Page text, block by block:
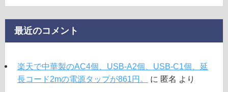
最近のコメント
楽天で中華製のAC4個、USB-A2個、USB-C1個、延
長コード2mの電源タップが861円。
に 匿名 より